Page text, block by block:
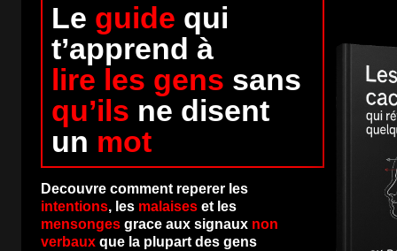
Le guide qui
t’apprend à
lire les gens sans
qu’ils ne disent
un mot
Decouvre comment reperer les
intentions, les malaises et les
mensonges grace aux signaux non
verbaux que la plupart des gens